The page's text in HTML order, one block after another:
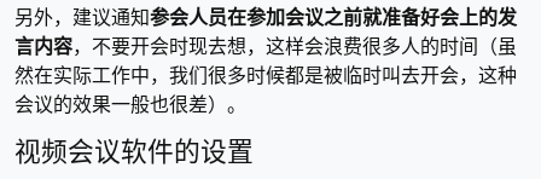
另外，建议通知参会人员在参加会议之前就准备好会上的发
言内容，不要开会时现去想，这样会浪费很多人的时间（虽
然在实际工作中，我们很多时候都是被临时叫去开会，这种
会议的效果一般也很差）。
视频会议软件的设置